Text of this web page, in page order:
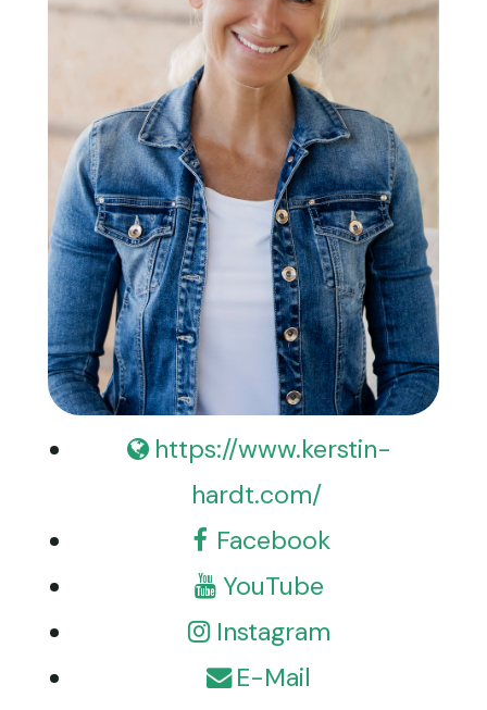
https://www.kerstin-
hardt.com/
Facebook
YouTube
Instagram
E-Mail